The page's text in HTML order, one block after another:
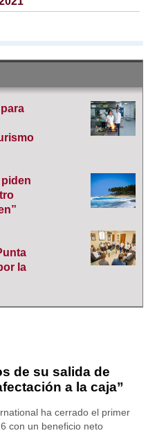
la
de su salida de
a la caja”
ha cerrado el primer
con un beneficio neto